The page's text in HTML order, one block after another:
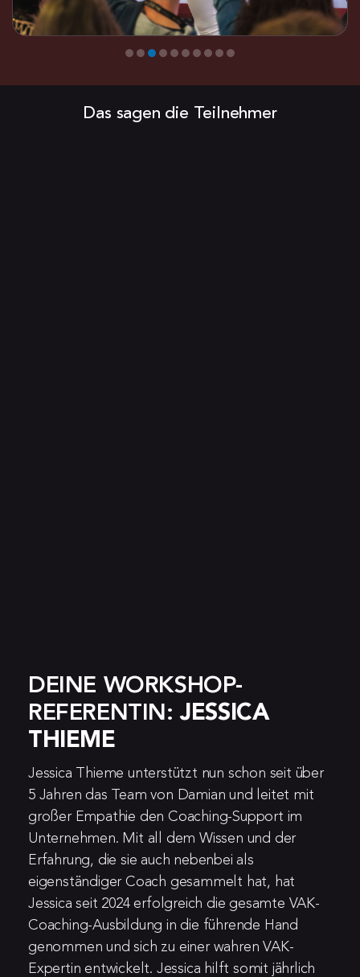
Das sagen die Teilnehmer
DEINE WORKSHOP-
REFERENTIN: JESSICA
THIEME
Jessica Thieme unterstützt nun schon seit über
5 Jahren das Team von Damian und leitet mit
großer Empathie den Coaching-Support im
Unternehmen. Mit all dem Wissen und der
Erfahrung, die sie auch nebenbei als
eigenständiger Coach gesammelt hat, hat
Jessica seit 2024 erfolgreich die gesamte VAK-
Coaching-Ausbildung in die führende Hand
genommen und sich zu einer wahren VAK-
Expertin entwickelt. Jessica hilft somit jährlich